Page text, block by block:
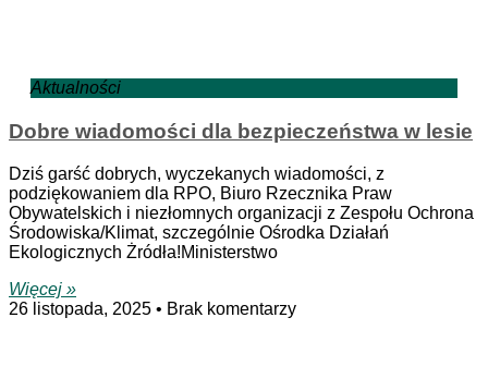
Aktualności
Dobre wiadomości dla bezpieczeństwa w lesie
Dziś garść dobrych, wyczekanych wiadomości, z
podziękowaniem dla RPO, Biuro Rzecznika Praw
Obywatelskich i niezłomnych organizacji z Zespołu Ochrona
Środowiska/Klimat, szczególnie Ośrodka Działań
Ekologicznych Żródła!Ministerstwo
Więcej »
26 listopada, 2025
Brak komentarzy